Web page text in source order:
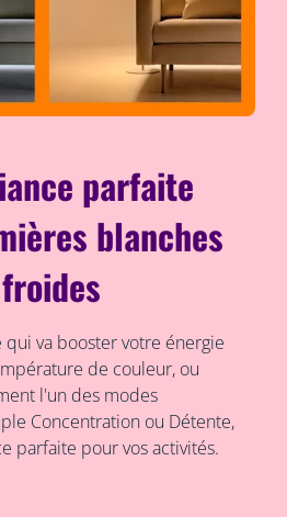
parfaite
blanches
qui va booster votre énergie
de couleur, ou
l'un des modes
Concentration ou Détente,
parfaite pour vos activités.